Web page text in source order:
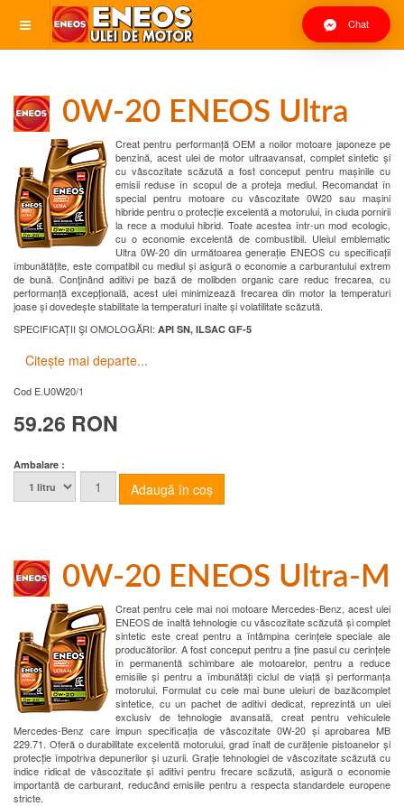
Chat
0W-20 ENEOS Ultra
Creat pentru performanță OEM a noilor motoare japoneze pe
benzină, acest ulei de motor ultraavansat, complet sintetic și
cu vâscozitate scăzută a fost conceput pentru mașinile cu
emisii reduse în scopul de a proteja mediul. Recomandat în
special pentru motoare cu vâscozitate 0W20 sau mașini
hibride pentru o protecție excelentă a motorului, în ciuda pornirii
la rece a modului hibrid. Toate acestea într-un mod ecologic,
cu o economie excelentă de combustibil. Uleiul emblematic
Ultra 0W-20 din următoarea generație ENEOS cu specificații
îmbunătățite, este compatibil cu mediul și asigură o economie a carburantului extrem
de bună. Conţinând aditivi pe bază de molibden organic care reduc frecarea, cu
performanță excepțională, acest ulei minimizează frecarea din motor la temperaturi
joase și dovedește stabilitate la temperaturi înalte și volatilitate scăzută.
SPECIFICAȚII ŞI OMOLOGĂRI: API SN, ILSAC GF-5
Citește mai departe...
Cod E.U0W20/1
59.26 RON
Ambalare :
0W-20 ENEOS Ultra-M
Creat pentru cele mai noi motoare Mercedes-Benz, acest ulei
ENEOS de înaltă tehnologie cu vâscozitate scăzută și complet
sintetic este creat pentru a întâmpina cerințele speciale ale
producătorilor. A fost conceput pentru a ține pasul cu cerințele
în permanentă schimbare ale motoarelor, pentru a reduce
emisiile și pentru a îmbunătăți ciclul de viață și performanța
motorului. Formulat cu cele mai bune uleiuri de bazăcomplet
sintetice, cu un pachet de aditivi dedicat, reprezintă un ulei
exclusiv de tehnologie avansată, creat pentru vehiculele
Mercedes-Benz care impun specificația de vâscozitate 0W-20 și aprobarea MB
229.71. Oferă o durabilitate excelentă motorului, grad înalt de curățenie pistoanelor și
protecție împotriva depunerilor și uzurii. Grație tehnologiei de vâscozitate scăzută cu
indice ridicat de vâscozitate și aditivi pentru frecare scăzută, asigură o economie
importantă de carburant, reducând emisiile pentru a respecta standardele europene
stricte.